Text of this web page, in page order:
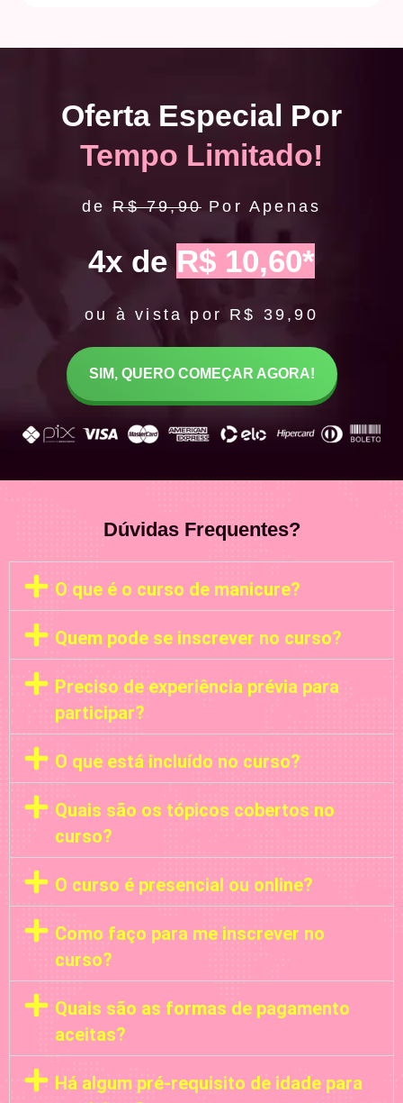
Oferta Especial Por
Tempo Limitado!
deR$ 79,90 Por Apenas
4x de R$ 10,60*
ou à vista por R$ 39,90
SIM, QUERO COMEÇAR AGORA!
Dúvidas Frequentes?
O que é o curso de manicure?
Quem pode se inscrever no curso?
Preciso de experiência prévia para
participar?
O que está incluído no curso?
Quais são os tópicos cobertos no
curso?
O curso é presencial ou online?
Como faço para me inscrever no
curso?
Quais são as formas de pagamento
aceitas?
Há algum pré-requisito de idade para